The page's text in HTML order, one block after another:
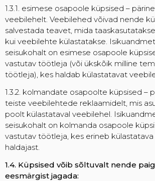
1.3.1. esimese osapoole küpsised –
veebilehelt. Veebilehed võivad nende
salvestada teavet, mida
kui veebilehte külastatakse.
seisukohalt on esimese osapoole
vastutav töötleja (või ükskõik milline
töötleja), kes haldab külastatavat
1.3.2. kolmandate osapoolte küpsised –
teiste veebilehtede reklaamidelt, mis
poolt külastataval veebilehel.
seisukohalt on kolmanda osapoole
vastutav töötleja, kes erineb
haldajast.
1.4. Küpsised võib sõltuvalt nende
eesmärgist jagada: